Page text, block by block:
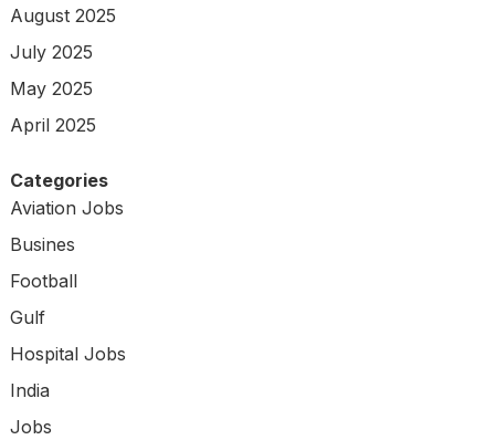
August 2025
July 2025
May 2025
April 2025
Categories
Aviation Jobs
Busines
Football
Gulf
Hospital Jobs
India
Jobs